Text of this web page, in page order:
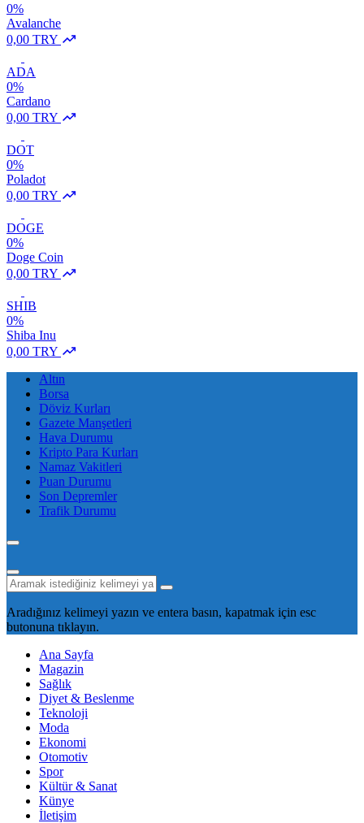
0%
Avalanche
0,00 TRY
ADA
0%
Cardano
0,00 TRY
DOT
0%
Poladot
0,00 TRY
DOGE
0%
Doge Coin
0,00 TRY
SHIB
0%
Shiba Inu
0,00 TRY
Altın
Borsa
Döviz Kurları
Gazete Manşetleri
Hava Durumu
Kripto Para Kurları
Namaz Vakitleri
Puan Durumu
Son Depremler
Trafik Durumu
Aradığınız kelimeyi yazın ve entera basın, kapatmak için esc
butonuna tıklayın.
Ana Sayfa
Magazin
Sağlık
Diyet & Beslenme
Teknoloji
Moda
Ekonomi
Otomotiv
Spor
Kültür & Sanat
Künye
İletişim